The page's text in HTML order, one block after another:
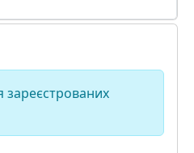
зареєстрованих